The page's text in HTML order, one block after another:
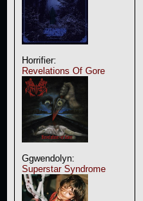
Horrifier:
Revelations Of Gore
Ggwendolyn:
Superstar Syndrome